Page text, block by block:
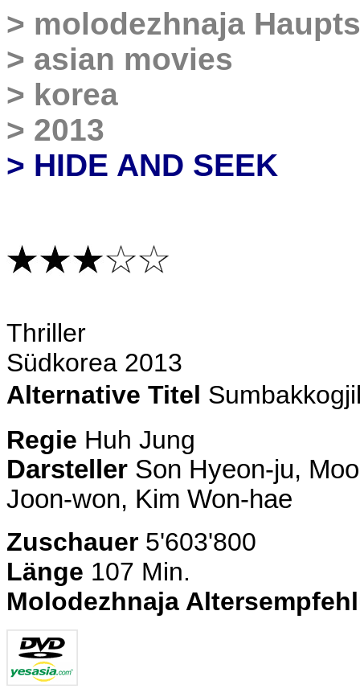
> molodezhnaja
> asian movies
> korea
> 2013
> HIDE AND SEEK
Thriller
Südkorea 2013
Alternative Titel
Regie Huh Jung
Darsteller Son Hyeon-ju,
Joon-won, Kim Won-hae
Zuschauer 5'603'800
Länge 107 Min.
Molodezhnaja